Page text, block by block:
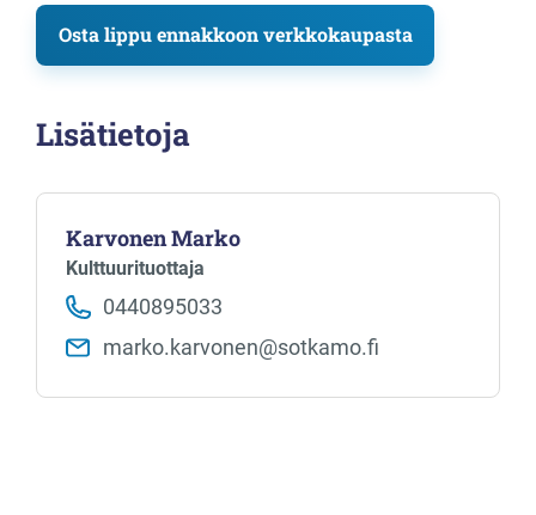
Osta lippu ennakkoon verkkokaupasta
Lisätietoja
Karvonen Marko
Kulttuurituottaja
0440895033
marko.karvonen​@sotkamo.fi